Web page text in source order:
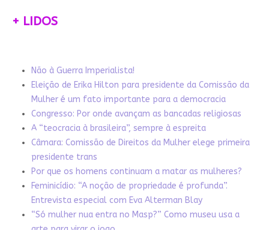
+ LIDOS
Não à Guerra Imperialista!
Eleição de Erika Hilton para presidente da Comissão da
Mulher é um fato importante para a democracia
Congresso: Por onde avançam as bancadas religiosas
A “teocracia à brasileira”, sempre à espreita
Câmara: Comissão de Direitos da Mulher elege primeira
presidente trans
Por que os homens continuam a matar as mulheres?
Feminicídio: “A noção de propriedade é profunda”.
Entrevista especial com Eva Alterman Blay
“Só mulher nua entra no Masp?” Como museu usa a